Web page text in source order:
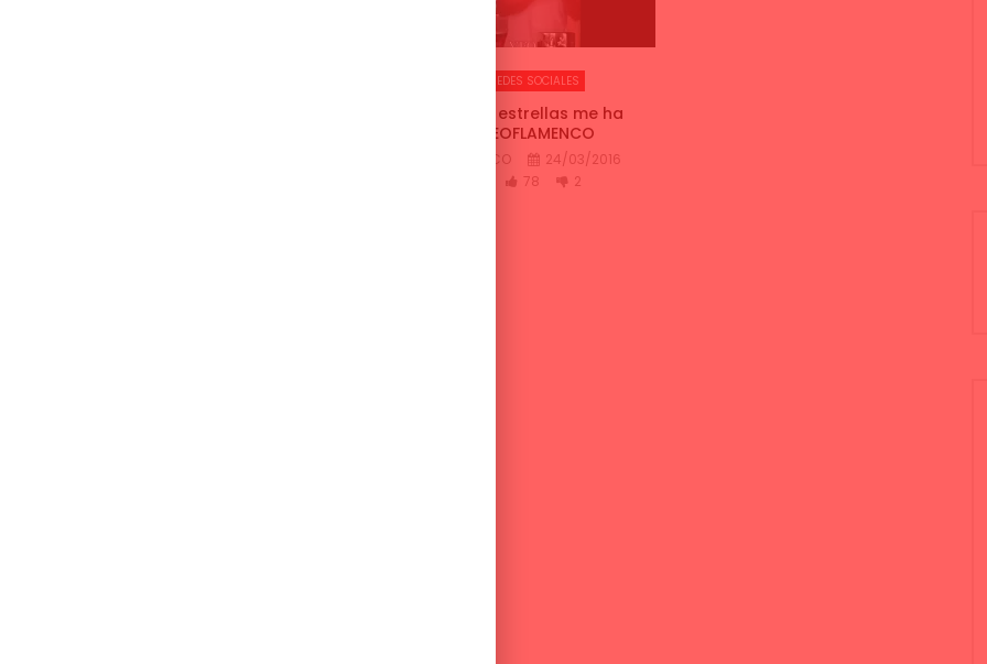
INFLUENCERS & REDES SOCIALES
Josue – dos estrellas me ha
dao Dios | VEOFLAMENCO
VEO FLAMENCO
24/03/2016
78 2